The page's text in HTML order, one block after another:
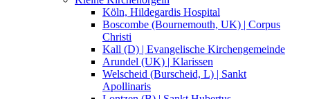
Köln, Hildegardis Hospital
Boscombe (Bournemouth, UK) | Corpus
Christi
Kall (D) | Evangelische Kirchengemeinde
Arundel (UK) | Klarissen
Welscheid (Burscheid, L) | Sankt
Apollinaris